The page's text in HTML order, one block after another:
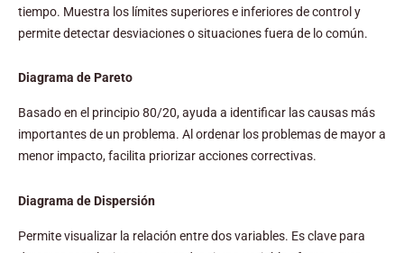
tiempo. Muestra los límites superiores e inferiores de control y
permite detectar desviaciones o situaciones fuera de lo común.
Diagrama de Pareto
Basado en el principio 80/20, ayuda a identificar las causas más
importantes de un problema. Al ordenar los problemas de mayor a
menor impacto, facilita priorizar acciones correctivas.
Diagrama de Dispersión
Permite visualizar la relación entre dos variables. Es clave para